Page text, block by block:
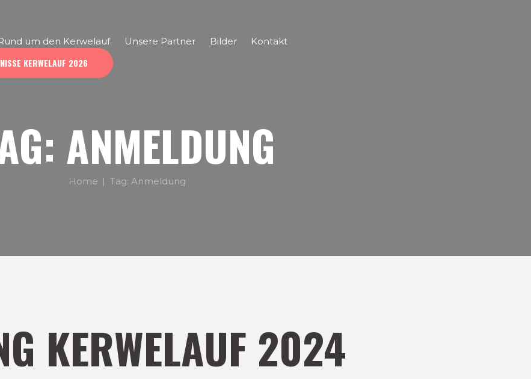
um den Kerwelauf Unsere Partner Bilder Kontakt
KERWELAUF 2026
ANMELDUNG
Home Tag: Anmeldung
KERWELAUF 2024